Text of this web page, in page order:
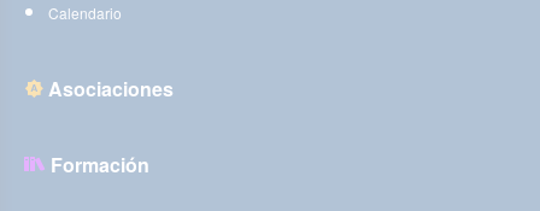
Calendario
Asociaciones
Formación